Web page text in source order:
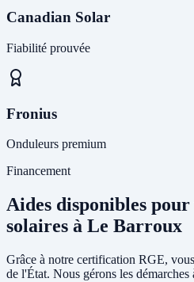
Canadian Solar
Fiabilité prouvée
Fronius
Onduleurs premium
Financement
Aides disponibles pour
solaires à Le Barroux
Grâce à notre certification RGE,
de l'État. Nous gérons les démarches